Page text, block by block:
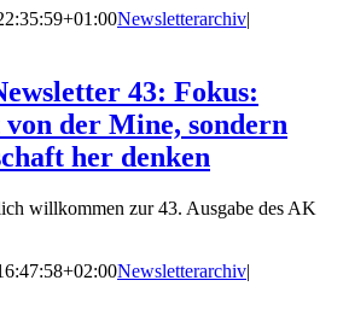
Newsletterarchiv|
43: Fokus:
der Mine, sondern
her denken
willkommen zur 43. Ausgabe des AK
Newsletterarchiv|